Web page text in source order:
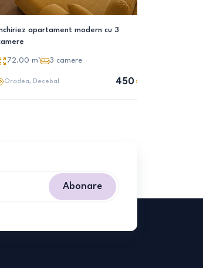
apartament modern cu 3
72.00 m² 3 camere
Oradea, Decebal 450
Abonare